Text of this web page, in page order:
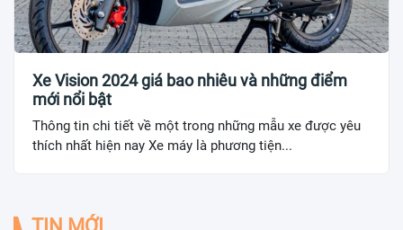
Xe Vision 2024 giá bao nhiêu và những điểm
mới nổi bật
Thông tin chi tiết về một trong những mẫu xe được yêu
thích nhất hiện nay Xe máy là phương tiện...